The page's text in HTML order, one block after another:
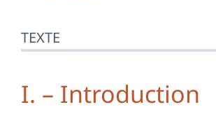
TEXTE
I. – Introduction